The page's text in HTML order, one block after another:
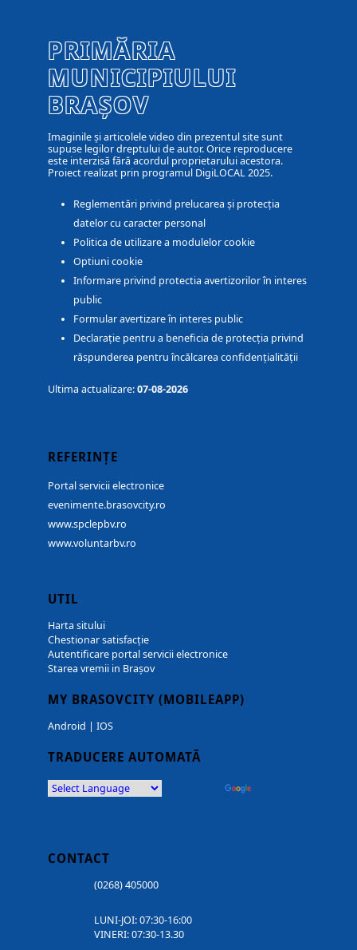
PRIMĂRIA
MUNICIPIULUI
BRAȘOV
Imaginile și articolele video din prezentul site sunt
supuse legilor dreptului de autor. Orice reproducere
este interzisă fără acordul proprietarului acestora.
Proiect realizat prin programul DigiLOCAL 2025.
Reglementări privind prelucarea și protecția
datelor cu caracter personal
Politica de utilizare a modulelor cookie
Optiuni cookie
Informare privind protectia avertizorilor în interes
public
Formular avertizare în interes public
Declarație pentru a beneficia de protecția privind
răspunderea pentru încălcarea confidențialității
Ultima actualizare:07-08-2026
REFERINȚE
Portal servicii electronice
evenimente.brasovcity.ro
www.spclepbv.ro
www.voluntarbv.ro
UTIL
Harta sitului
Chestionar satisfacție
Autentificare portal servicii electronice
Starea vremii in Brașov
MY BRASOVCITY (MOBILEAPP)
Android | IOS
TRADUCERE AUTOMATĂ
CONTACT
(0268) 405000
LUNI-JOI: 07:30-16:00
VINERI: 07:30-13.30